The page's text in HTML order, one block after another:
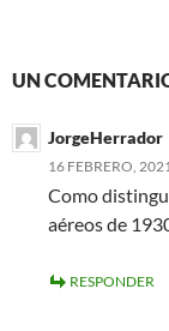
UN
JorgeHerrador
16 FEBRERO,
Como
aéreos de
RESPONDER